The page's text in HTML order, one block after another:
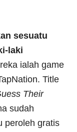
sesuatu
laki
ialah game
Title
Their
sudah
peroleh gratis